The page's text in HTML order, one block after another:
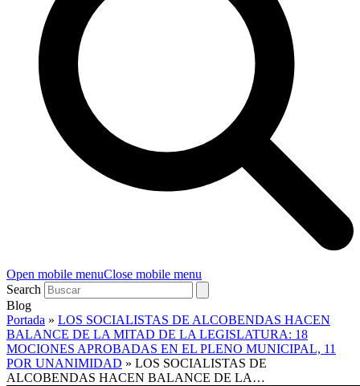
Open mobile menuClose mobile menu
Search
Blog
Portada » LOS SOCIALISTAS DE ALCOBENDAS HACEN
BALANCE DE LA MITAD DE LA LEGISLATURA: 18
MOCIONES APROBADAS EN EL PLENO MUNICIPAL, 11
POR UNANIMIDAD » LOS SOCIALISTAS DE
ALCOBENDAS HACEN BALANCE DE LA…